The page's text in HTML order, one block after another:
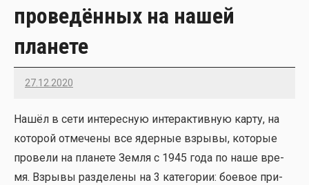
проведённых на нашей
планете
27.12.2020
Imatvey
Нашёл в сети инте­рес­ную интер­ак­тив­ную кар­ту, на
кото­рой отме­че­ны все ядер­ные взры­вы, кото­рые
про­ве­ли на пла­не­те Зем­ля с 1945 года по наше вре­
мя. Взры­вы раз­де­ле­ны на 3 кате­го­рии: бое­вое при­